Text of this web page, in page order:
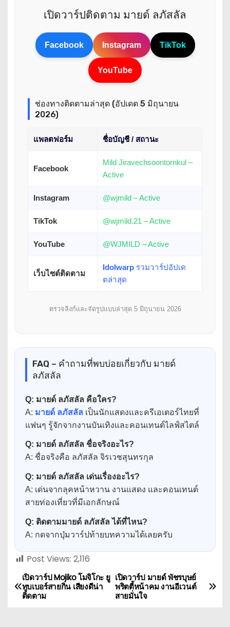
เปิดวาร์ปติดตาม มายด์ ลภัสลัล
Facebook Instagram TikTok
YouTube
ช่องทางติดตามล่าสุด (อัปเดต 5 มิถุนายน
2026)
แพลตฟอร์ม ชื่อบัญชี / สถานะ
Facebook
Mild Jiravechsoontornkul –
Active
Instagram @wjmild – Active
TikTok @wjmild.21 – Active
YouTube @WJMILD – Active
เว็บไซต์ติดตาม
Idolwarpรวมวาร์ปอัปเด
ตล่าสุด
ตรวจลิงก์และจัดรูปแบบล่าสุด 5 มิถุนายน 2026
FAQ – คำถามที่พบบ่อยเกี่ยวกับ มายด์
ลภัสลัล
Q: มายด์ ลภัสลัล คือใคร?
A: มายด์ ลภัสลัลเป็นนักแสดงและครีเอเตอร์ไทยที่
แฟนๆ รู้จักจากงานบันเทิงและคอนเทนต์ไลฟ์สไตล์
Q: มายด์ ลภัสลัล ชื่อจริงอะไร?
A: ชื่อจริงคือ ลภัสลัล จิรเวชสุนทรกุล
Q: มายด์ ลภัสลัล เด่นเรื่องอะไร?
A: เด่นจากลุคหน้าหวาน งานแสดง และคอนเทนต์
สายท่องเที่ยวที่มีเอกลักษณ์
Q: ติดตามมายด์ ลภัสลัล ได้ที่ไหน?
A: กดจากปุ่มวาร์ปท้ายบทความได้เลยครับ
Post Views: 2,116
P
o
เปิดวาร์ป มายด์ พัชรบุษย์
พริตตี้หน้าคม งานอีเวนต์
สายมั่นใจ
เปิดวาร์ป Mojiko โมจิโกะ ยู
ทูบเบอร์สายกิน เสียงดีน่า
ติดตาม